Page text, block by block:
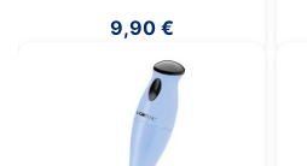
9,90 €